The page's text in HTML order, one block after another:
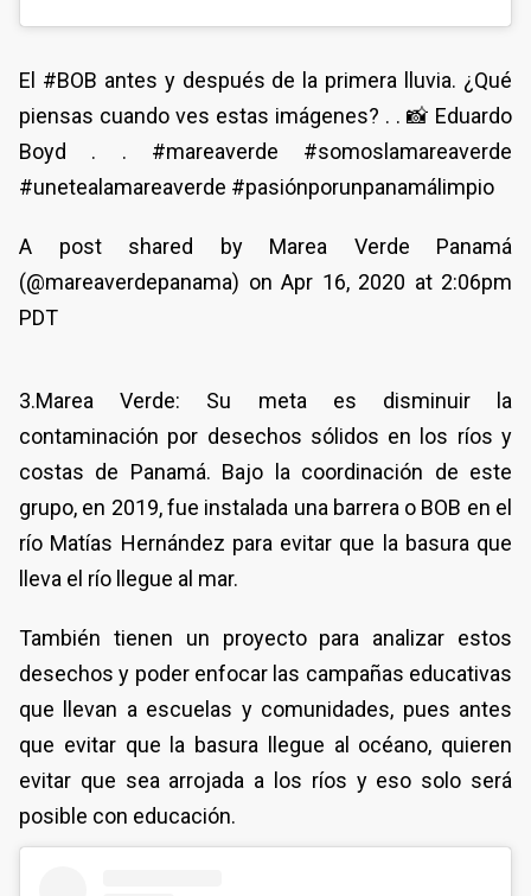
El #BOB antes y después de la primera lluvia. ¿Qué
piensas cuando ves estas imágenes? . . 📸 Eduardo
Boyd . . #mareaverde #somoslamareaverde
#unetealamareaverde #pasiónporunpanamálimpio
A post shared by Marea Verde Panamá
(@mareaverdepanama) on Apr 16, 2020 at 2:06pm
PDT
3.Marea Verde: Su meta es disminuir la
contaminación por desechos sólidos en los ríos y
costas de Panamá. Bajo la coordinación de este
grupo, en 2019, fue instalada una barrera o BOB en el
río Matías Hernández para evitar que la basura que
lleva el río llegue al mar.
También tienen un proyecto para analizar estos
desechos y poder enfocar las campañas educativas
que llevan a escuelas y comunidades, pues antes
que evitar que la basura llegue al océano, quieren
evitar que sea arrojada a los ríos y eso solo será
posible con educación.